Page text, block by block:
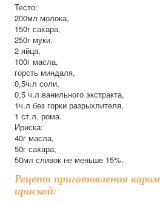
Тесто:
200мл молока,
150г сахара,
250г муки,
2 яйца,
100г масла,
горсть миндаля,
0,5ч.л соли,
0,5 ч.л ванильного экстракта,
1ч.л без горки разрыхлителя,
1 ст.л. рома.
Ириска:
40г масла,
50г сахара,
50мл сливок не меньше 15%.
Рецепт приготовления
ириской: